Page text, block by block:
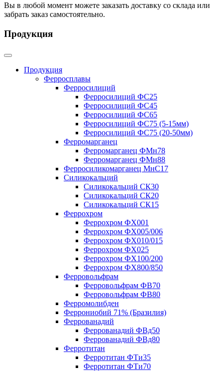
Вы в любой момент можете заказать доставку со склада или
забрать заказ самостоятельно.
Продукция
Продукция
Ферросплавы
Ферросилиций
Ферросилиций ФС25
Ферросилиций ФС45
Ферросилиций ФС65
Ферросилиций ФС75 (5-15мм)
Ферросилиций ФС75 (20-50мм)
Ферромарганец
Ферромарганец ФМн78
Ферромарганец ФМн88
Ферросиликомарганец МнС17
Силикокальций
Силикокальций СК30
Силикокальций СК20
Силикокальций СК15
Феррохром
Феррохром ФХ001
Феррохром ФХ005/006
Феррохром ФХ010/015
Феррохром ФХ025
Феррохром ФХ100/200
Феррохром ФХ800/850
Ферровольфрам
Ферровольфрам ФВ70
Ферровольфрам ФВ80
Ферромолибден
Феррониобий 71% (Бразилия)
Феррованадий
Феррованадий ФВд50
Феррованадий ФВд80
Ферротитан
Ферротитан ФТи35
Ферротитан ФТи70